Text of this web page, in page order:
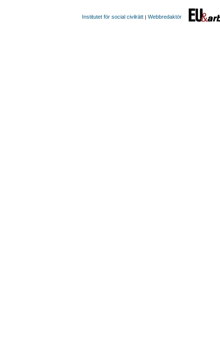
Institutet för social civilrätt | Webbredaktör